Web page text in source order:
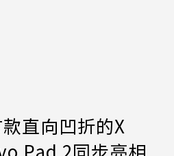
直向凹折的X
Pad 2同步亮相